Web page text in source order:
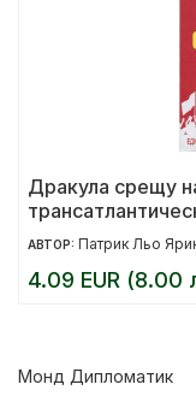
Дракула срещу
АВТОР: Патрик Льо
4.09 EUR (8.00
Монд Дипломатик